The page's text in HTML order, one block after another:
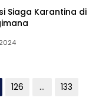
Siaga Karantina di
126 …
133